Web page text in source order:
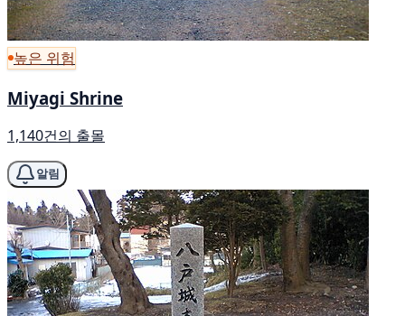
높은 위험
Miyagi Shrine
1,140건의 출몰
알림